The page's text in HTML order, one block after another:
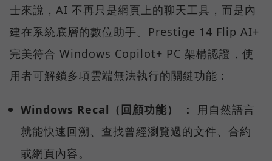
士來說，AI 不再只是網頁上的聊天工具，而是內
建在系統底層的數位助手。Prestige 14 Flip AI+
完美符合 Windows Copilot+ PC 架構認證，使
用者可解鎖多項雲端無法執行的關鍵功能：
Windows Recal（回顧功能） ：
用自然語言
就能快速回溯、查找曾經瀏覽過的文件、合約
或網頁內容。